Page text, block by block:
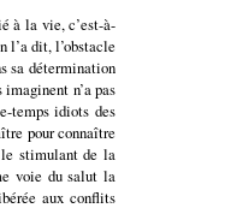
à la vie, c’est-à-
l’a dit, l’obstacle
sa détermination
n’a pas
temps idiots des
pour connaître
le stimulant de la
voie du salut la
aux conflits